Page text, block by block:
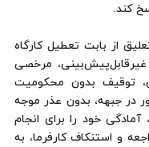
کند.
از بابت تعطیل کارگاه
مرخصی
توقیف بدون محکومیت
در جبهه، بدون عذر موجه
آمادگی خود را برای انجام
و استنکاف کارفرما، به